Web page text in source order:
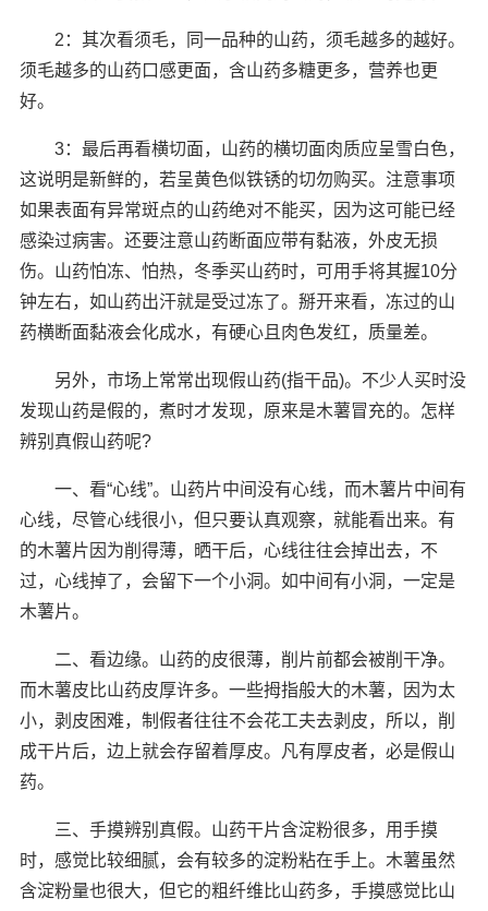
2：其次看须毛，同一品种的山药，须毛越多的越好。
须毛越多的山药口感更面，含山药多糖更多，营养也更
好。
3：最后再看横切面，山药的横切面肉质应呈雪白色，
这说明是新鲜的，若呈黄色似铁锈的切勿购买。注意事项
如果表面有异常斑点的山药绝对不能买，因为这可能已经
感染过病害。还要注意山药断面应带有黏液，外皮无损
伤。山药怕冻、怕热，冬季买山药时，可用手将其握10分
钟左右，如山药出汗就是受过冻了。掰开来看，冻过的山
药横断面黏液会化成水，有硬心且肉色发红，质量差。
另外，市场上常常出现假山药(指干品)。不少人买时没
发现山药是假的，煮时才发现，原来是木薯冒充的。怎样
辨别真假山药呢?
一、看“心线”。山药片中间没有心线，而木薯片中间有
心线，尽管心线很小，但只要认真观察，就能看出来。有
的木薯片因为削得薄，晒干后，心线往往会掉出去，不
过，心线掉了，会留下一个小洞。如中间有小洞，一定是
木薯片。
二、看边缘。山药的皮很薄，削片前都会被削干净。
而木薯皮比山药皮厚许多。一些拇指般大的木薯，因为太
小，剥皮困难，制假者往往不会花工夫去剥皮，所以，削
成干片后，边上就会存留着厚皮。凡有厚皮者，必是假山
药。
三、手摸辨别真假。山药干片含淀粉很多，用手摸
时，感觉比较细腻，会有较多的淀粉粘在手上。木薯虽然
含淀粉量也很大，但它的粗纤维比山药多，手摸感觉比山